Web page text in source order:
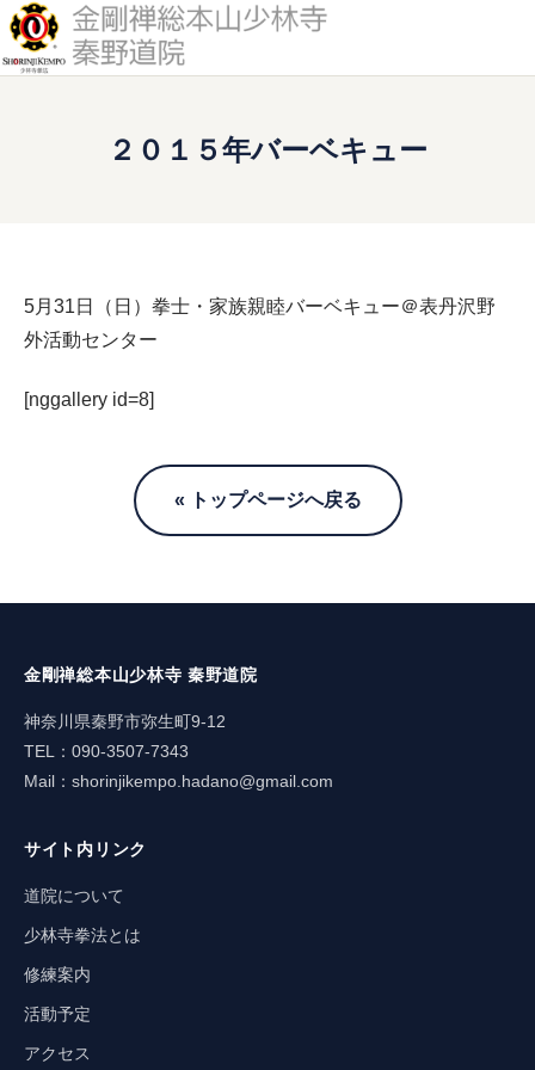
道院について
入門案内
２０１５年バーベキュー
5月31日（日）拳士・家族親睦バーベキュー＠表丹沢野
外活動センター
[nggallery id=8]
« トップページへ戻る
金剛禅総本山少林寺 秦野道院
神奈川県秦野市弥生町9-12
TEL：090-3507-7343
Mail： shorinjikempo.hadano@gmail.com
サイト内リンク
道院について
少林寺拳法とは
修練案内
活動予定
アクセス